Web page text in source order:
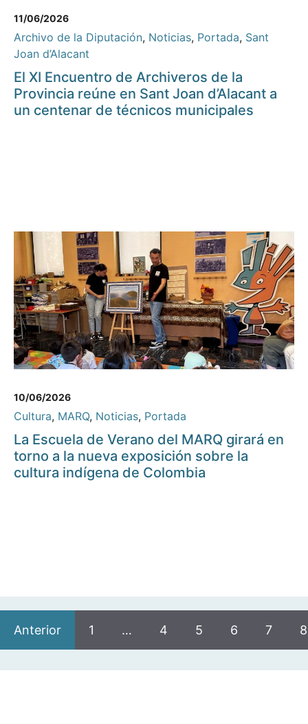
11/06/2026
Archivo de la Diputación, Noticias, Portada, Sant
Joan d’Alacant
El XI Encuentro de Archiveros de la
Provincia reúne en Sant Joan d’Alacant a
un centenar de técnicos municipales
10/06/2026
Cultura, MARQ, Noticias, Portada
La Escuela de Verano del MARQ girará en
torno a la nueva exposición sobre la
cultura indígena de Colombia
Anterior 1 … 4 5 6 7 8